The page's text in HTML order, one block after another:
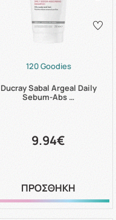
120 Goodies
Ducray Sabal Argeal Daily
Sebum-Abs …
9.94€
ΠΡΟΣΘΗΚΗ